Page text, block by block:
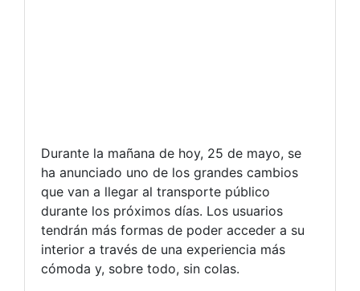
Durante la mañana de hoy, 25 de mayo, se
ha anunciado uno de los grandes cambios
que van a llegar al transporte público
durante los próximos días. Los usuarios
tendrán más formas de poder acceder a su
interior a través de una experiencia más
cómoda y, sobre todo, sin colas.